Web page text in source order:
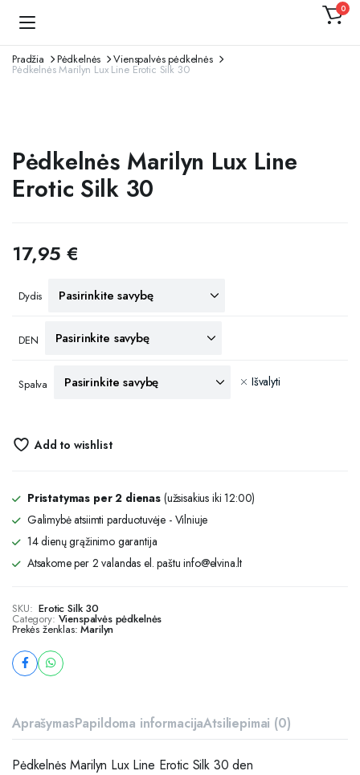
0
Pradžia Pėdkelnės Vienspalvės pėdkelnės
Pėdkelnės Marilyn Lux Line Erotic Silk 30
Pėdkelnės Marilyn Lux Line
Erotic Silk 30
17,95€
Dydis
DEN
Spalva Išvalyti
Add to wishlist
Pristatymas per 2 dienas (užsisakius iki 12:00)
Galimybė atsiimti parduotuvėje - Vilniuje
14 dienų grąžinimo garantija
Atsakome per 2 valandas el. paštu info@elvina.lt
SKU: Erotic Silk 30
Category: Vienspalvės pėdkelnės
Prekės ženklas:Marilyn
AprašymasPapildoma informacijaAtsiliepimai (0)
Pėdkelnės Marilyn Lux Line Erotic Silk 30 den